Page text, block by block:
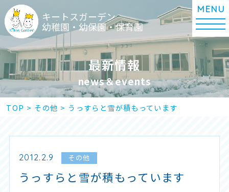
キートスガーデン
幼稚園・幼保園・保育園
最新情報
news＆events
TOP > その他 > うっすらと雪が積もっています
2012.2.9 その他
うっすらと雪が積もっています